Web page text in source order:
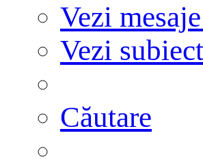
Vezi
Vezi
Căutare